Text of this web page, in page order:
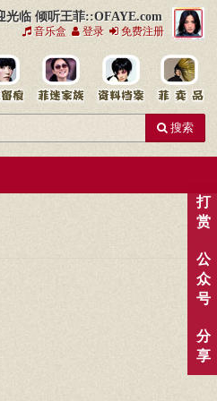
光临 倾听王菲::OFAYE.com
音乐盒 登录 免费注册
搜索
打
赏
公
众
号
分
享